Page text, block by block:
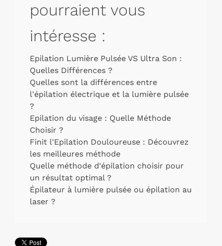
pourraient vous
intéresse :
Epilation Lumière Pulsée VS Ultra Son :
Quelles Différences ?
Quelles sont la différences entre
l'épilation électrique et la lumière pulsée
?
Epilation du visage : Quelle Méthode
Choisir ?
Finit l'Epilation Douloureuse : Découvrez
les meilleures méthode
Quelle méthode d'épilation choisir pour
un résultat optimal ?
Épilateur à lumière pulsée ou épilation au
laser ?